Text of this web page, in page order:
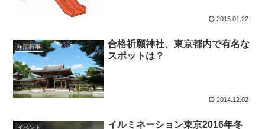
2015.01.22
年間行事
合格祈願神社、東京都内で有名な
スポットは？
2014.12.02
イルミネーション東京2016年冬